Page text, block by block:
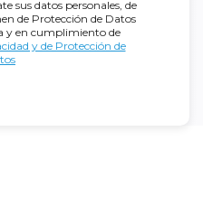
sus datos personales, de
de Protección de Datos
y en cumplimiento de
y de Protección de